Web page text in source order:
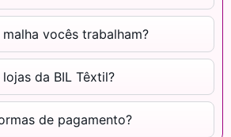
vocês trabalham?
da BIL Têxtil?
de pagamento?